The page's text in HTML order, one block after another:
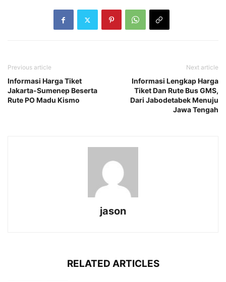
Previous article
Informasi Harga Tiket
Jakarta-Sumenep Beserta
Rute PO Madu Kismo
Next article
Informasi Lengkap Harga
Tiket Dan Rute Bus GMS,
Dari Jabodetabek Menuju
Jawa Tengah
jason
RELATED ARTICLES